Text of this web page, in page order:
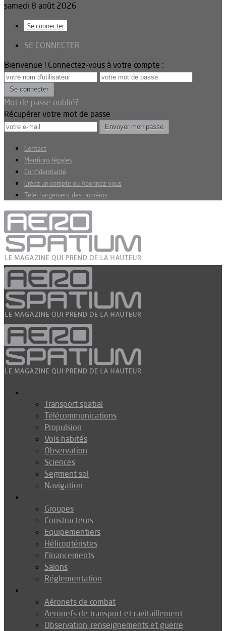
samedi 8 août 2026
Se connecter
SE CONNECTER
Bienvenue ! Connectez-vous à votre compte :
Mot de passe oublié?
Récupérer votre mot de passe
Contact
Mentions légales
Confidentialité
Créez un compte ou Abonnez-vous
Téléchargement des numéros
Transport spatial
Télécommunications
Propulsion
Vols habités
Observation
Sciences
Segment sol
Navigation
Groupes
Constructeurs
Equipementiers
Hélicoptéristes
Financements
Salons
Réglementation
Aéronefs de combat
Aeronefs de transport et ravitaillement
Observation, renseignements et guerre